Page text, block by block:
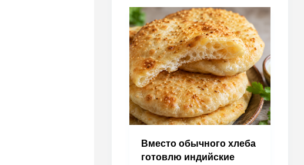
Вместо обычного хлеба
готовлю индийские